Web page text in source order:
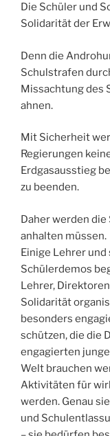
Die Schüler und
Solidarität der
Denn die
Schulstrafen
Missachtung des
ahnen.
Mit Sicherheit
Regierungen
Erdgasausstieg
zu beenden.
Daher werden
anhalten müssen.
Einige Lehrer
Schülerdemos
Lehrer,
Solidarität
besonders
schützen, die die
engagierten
Welt brauchen
Aktivitäten für
werden. Genau
und